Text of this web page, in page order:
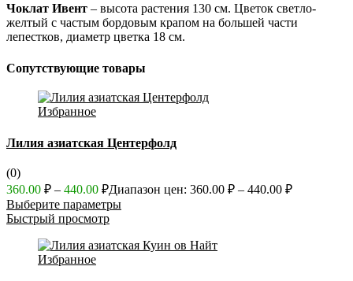
Чоклат Ивент – высота растения 130 см. Цветок светло-
желтый с частым бордовым крапом на большей части
лепестков, диаметр цветка 18 см.
Сопутствующие товары
Избранное
Лилия азиатская Центерфолд
(0)
360.00 ₽ – 440.00 ₽Диапазон цен: 360.00 ₽ – 440.00 ₽
Выберите параметры
Быстрый просмотр
Избранное